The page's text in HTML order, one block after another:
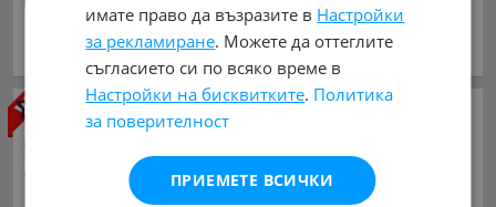
Цената е без ДДС
януари 2018 г., Дизелов
обл. Варна, гр. Варна
Mercedes-Benz Sprinter 313
Топ Германия
5 900 €
11 539.40 лв.
имате право да възразите в Настройки
за рекламиране. Можете да оттеглите
съгласието си по всяко време в
Настройки на бисквитките. Политика
за поверителност
ПРИЕМЕТЕ ВСИЧКИ